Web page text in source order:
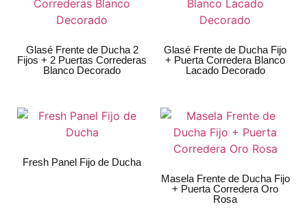
Glasé Frente de Ducha 2
Fijos + 2 Puertas Correderas
Blanco Decorado
Glasé Frente de Ducha Fijo
+ Puerta Corredera Blanco
Lacado Decorado
Fresh Panel Fijo de Ducha
Masela Frente de Ducha Fijo
+ Puerta Corredera Oro
Rosa